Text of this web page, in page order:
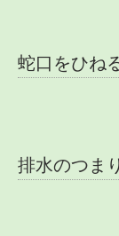
蛇口をひね
排水のつまり